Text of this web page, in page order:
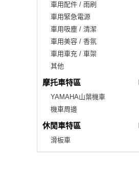
車用配件 / 雨刷
車用緊急電源
車用吸塵 / 清潔
車用美容 / 香氛
車用車充 / 車架
其他
摩托車特區
YAMAHA山葉機車
機車周邊
休閒車特區
滑板車